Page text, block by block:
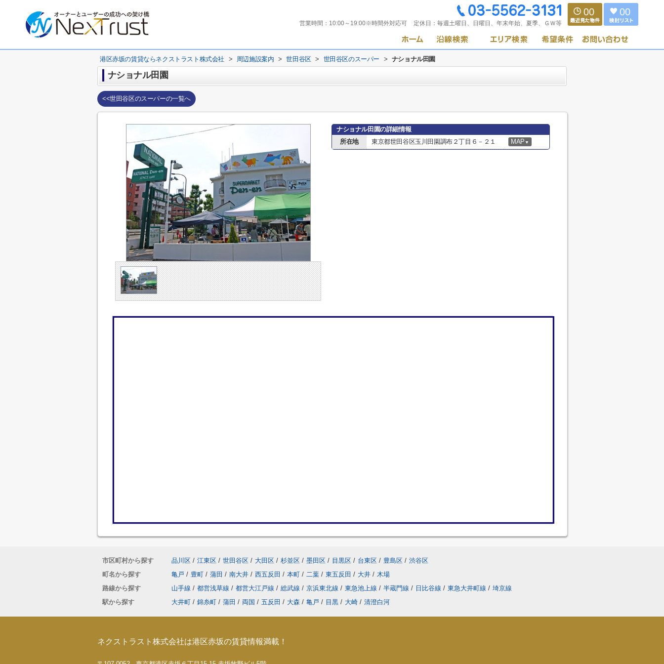
営業時間： 10:00～19:00※時間外対応可 定休日： 毎週土曜日、日曜日、年末年始、夏季、ＧＷ等
00 00
港区赤坂の賃貸ならネクストラスト株式会社 > 周辺施設案内 > 世田谷区 > 世田谷区のスーパー > ナショナル田園
ナショナル田園
<<世田谷区のスーパーの一覧へ
ナショナル田園の詳細情報
所在地
東京都世田谷区玉川田園調布２丁目６－２１ MAP ▼
市区町村から探す 品川区 / 江東区 / 世田谷区 / 大田区 / 杉並区 / 墨田区 / 目黒区 / 台東区 / 豊島区 / 渋谷区
町名から探す
亀戸 / 豊町 / 蒲田 / 南大井 / 西五反田 / 本町 / 二葉 / 東五反田 / 大井 / 木場
路線から探す
山手線 / 都営浅草線 / 都営大江戸線 / 総武線 / 京浜東北線 / 東急池上線 / 半蔵門線 / 日比谷線 / 東急大井町線 / 埼京線
駅から探す
大井町 / 錦糸町 / 蒲田 / 両国 / 五反田 / 大森 / 亀戸 / 目黒 / 大崎 / 清澄白河
ネクストラスト株式会社は港区赤坂の賃貸情報満載！